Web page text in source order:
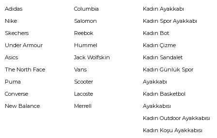
Adidas
Nike
Skechers
Under Armour
Asics
The North Face
Puma
Converse
New Balance
Columbia
Salomon
Reebok
Hummel
Jack Wolfskin
Vans
Scooter
Lacoste
Merrell
Kadın Ayakkabı
Kadın Spor Ayakkabı
Kadın Bot
Kadın Çizme
Kadın Sandalet
Kadın Günlük Spor
Ayakkabı
Kadın Basketbol
Ayakkabısı
Kadın Outdoor Ayakkabısı
Kadın Koşu Ayakkabısı